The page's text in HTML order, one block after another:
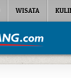
WISATA